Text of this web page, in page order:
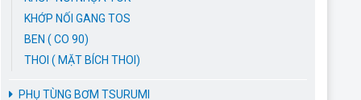
KHỚP NỐI GANG TOS
BEN ( CO 90)
THOI ( MẶT BÍCH THOI)
PHỤ TÙNG BƠM TSURUMI